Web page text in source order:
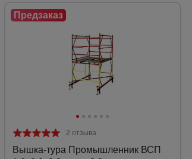
строительства
работы с арматурой
и садовые
2 отзыва
Вышка-тура Промышленник ВСП